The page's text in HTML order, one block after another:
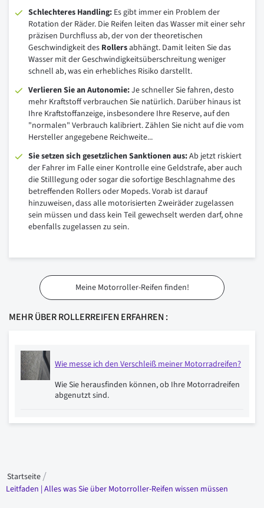
Schlechteres Handling: Es gibt immer ein Problem der
Rotation der Räder. Die Reifen leiten das Wasser mit einer sehr
präzisen Durchfluss ab, der von der theoretischen
Geschwindigkeit des Rollersabhängt. Damit leiten Sie das
Wasser mit der Geschwindigkeitsüberschreitung weniger
schnell ab, was ein erhebliches Risiko darstellt.
Verlieren Sie an Autonomie:Je schneller Sie fahren, desto
mehr Kraftstoff verbrauchen Sie natürlich. Darüber hinaus ist
Ihre Kraftstoffanzeige, insbesondere Ihre Reserve, auf den
"normalen" Verbrauch kalibriert. Zählen Sie nicht auf die vom
Hersteller angegebene Reichweite...
Sie setzen sich gesetzlichen Sanktionen aus:Ab jetzt riskiert
der Fahrer im Falle einer Kontrolle eine Geldstrafe, aber auch
die Stilllegung oder sogar die sofortige Beschlagnahme des
betreffenden Rollers oder Mopeds. Vorab ist darauf
hinzuweisen, dass alle motorisierten Zweiräder zugelassen
sein müssen und dass kein Teil gewechselt werden darf, ohne
ebenfalls zugelassen zu sein.
Meine Motorroller-Reifen finden!
MEHR ÜBER ROLLERREIFEN ERFAHREN :
Wie messe ich den Verschleiß meiner Motorradreifen?
Wie Sie herausfinden können, ob Ihre Motorradreifen
abgenutzt sind.
Startseite
Leitfaden | Alles was Sie über Motorroller-Reifen wissen müssen